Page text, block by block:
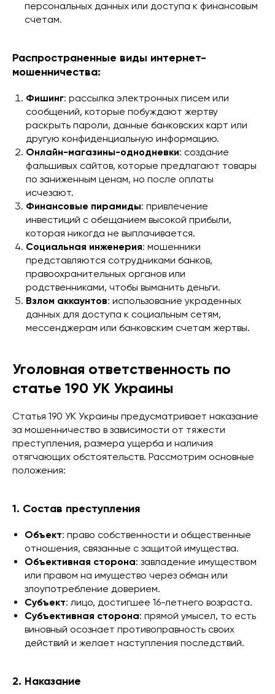
персональных данных или доступа к финансовым
счетам.
Распространенные виды интернет-
мошенничества:
Фишинг: рассылка электронных писем или
сообщений, которые побуждают жертву
раскрыть пароли, данные банковских карт или
другую конфиденциальную информацию.
Онлайн-магазины-однодневки: создание
фальшивых сайтов, которые предлагают товары
по заниженным ценам, но после оплаты
исчезают.
Финансовые пирамиды: привлечение
инвестиций с обещанием высокой прибыли,
которая никогда не выплачивается.
Социальная инженерия: мошенники
представляются сотрудниками банков,
правоохранительных органов или
родственниками, чтобы выманить деньги.
Взлом аккаунтов: использование украденных
данных для доступа к социальным сетям,
мессенджерам или банковским счетам жертвы.
Уголовная ответственность по
статье 190 УК Украины
Статья 190 УК Украины предусматривает наказание
за мошенничество в зависимости от тяжести
преступления, размера ущерба и наличия
отягчающих обстоятельств. Рассмотрим основные
положения:
1. Состав преступления
Объект: право собственности и общественные
отношения, связанные с защитой имущества.
Объективная сторона: завладение имуществом
или правом на имущество через обман или
злоупотребление доверием.
Субъект: лицо, достигшее 16-летнего возраста.
Субъективная сторона: прямой умысел, то есть
виновный осознает противоправность своих
действий и желает наступления последствий.
2. Наказание